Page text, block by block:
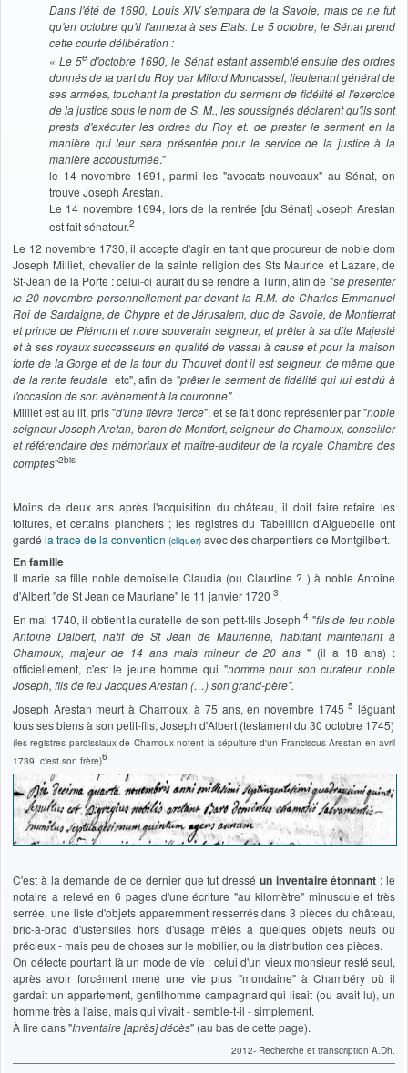
Dans l'été de 1690, Louis XIV s'empara de la Savoie, mais ce ne fut
qu'en octobre qu'il l'annexa à ses Etats. Le 5 octobre, le Sénat prend
cette courte délibération :
« Le 5ed'octobre 1690, le Sénat estant assemblé ensuite des ordres
donnés de la part du Roy par Milord Moncassel, lieutenant général de
ses armées, touchant la prestation du serment de fidélité el l'exercice
de la justice sous le nom de S. M., les soussignés déclarent qu'ils sont
prests d'exécuter les ordres du Roy et. de prester le serment en la
manière qui leur sera présentée pour le service de la justice à la
manière accoustumée."
le 14 novembre 1691, parmi les "avocats nouveaux" au Sénat, on
trouve Joseph Arestan.
Le 14 novembre 1694, lors de la rentrée [du Sénat] Joseph Arestan
est fait sénateur.2
Le 12 novembre 1730, il accepte d'agir en tant que procureur de noble dom
Joseph Milliet, chevalier de la sainte religion des Sts Maurice et Lazare, de
St-Jean de la Porte : celui-ci aurait dû se rendre à Turin, afin de "se présenter
le 20 novembre personnellement par-devant la R.M. de Charles-Emmanuel
Roi de Sardaigne, de Chypre et de Jérusalem, duc de Savoie, de Montferrat
et prince de Piémont et notre souverain seigneur, et prêter à sa dite Majesté
et à ses royaux successeurs en qualité de vassal à cause et pour la maison
forte de la Gorge et de la tour du Thouvet dont il est seigneur, de même que
de la rente feudale etc", afin de "prêter le serment de fidélité qui lui est dû à
l'occasion de son avènement à la couronne".
Milliet est au lit, pris "d'une fièvre tierce", et se fait donc représenter par "noble
seigneur Joseph Aretan, baron de Montfort, seigneur de Chamoux, conseiller
et référendaire des mémoriaux et maître-auditeur de la royale Chambre des
comptes"2bis
Moins de deux ans après l'acquisition du château, il doit faire refaire les
toitures, et certains planchers ; les registres du Tabelllion d'Aiguebelle ont
gardé la trace de la convention (cliquer) avec des charpentiers de Montgilbert.
En famille
Il marie sa fille noble demoiselle Claudia (ou Claudine ? ) à noble Antoine
d'Albert "de St Jean de Mauriane" le 11 janvier 1720 3.
En mai 1740, il obtient la curatelle de son petit-fils Joseph 4 "fils de feu noble
Antoine Dalbert, natif de St Jean de Maurienne, habitant maintenant à
Chamoux, majeur de 14 ans mais mineur de 20 ans" (il a 18 ans) :
officiellement, c'est le jeune homme qui "nomme pour son curateur noble
Joseph, fils de feu Jacques Arestan (…) son grand-père".
Joseph Arestan meurt à Chamoux, à 75 ans, en novembre 1745 5 léguant
tous ses biens à son petit-fils, Joseph d'Albert (testament du 30 octobre 1745)
(les registres paroissiaux de Chamoux notent la sépulture d'un Franciscus Arestan en avril
1739, c'est son frère)6
C'est à la demande de ce dernier que fut dressé un inventaire étonnant : le
notaire a relevé en 6 pages d'une écriture "au kilomètre" minuscule et très
serrée, une liste d'objets apparemment resserrés dans 3 pièces du château,
bric-à-brac d'ustensiles hors d'usage mêlés à quelques objets neufs ou
précieux - mais peu de choses sur le mobilier, ou la distribution des pièces.
On détecte pourtant là un mode de vie : celui d'un vieux monsieur resté seul,
après avoir forcément mené une vie plus "mondaine" à Chambéry où il
gardait un appartement, gentilhomme campagnard qui lisait (ou avait lu), un
homme très à l'aise, mais qui vivait - semble-t-il - simplement.
À lire dans "Inventaire [après] décès" (au bas de cette page).
2012- Recherche et transcription A.Dh.